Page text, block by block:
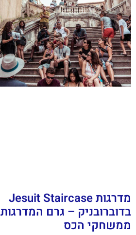
מדרגות Jesuit Staircase
בדוברובניק – גרם המדרגות
ממשחקי הכס